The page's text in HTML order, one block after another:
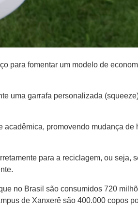
para fomentar um modelo de
uma garrafa personalizada
acadêmica, promovendo mudança de
para a reciclagem, ou seja,
no Brasil são consumidos 720
de Xanxerê são 400.000 copos